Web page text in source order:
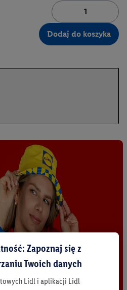
Dodaj do koszyka
Zapoznaj się z
Twoich danych
Lidl i aplikacji Lidl